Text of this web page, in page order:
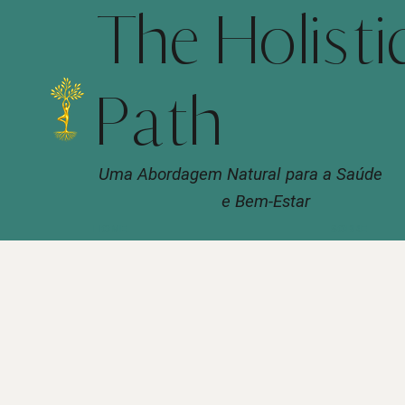
The
Path
Uma Abordagem Natural para a Saúde
e Bem-Estar